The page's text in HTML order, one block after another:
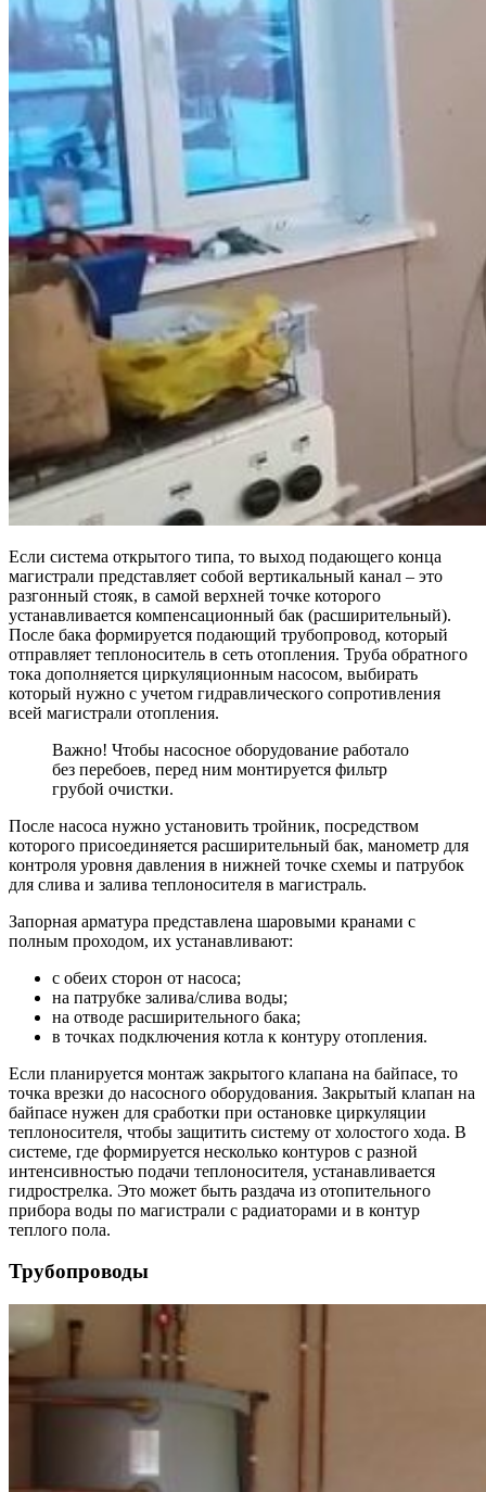
Если система открытого типа, то выход подающего конца
магистрали представляет собой вертикальный канал – это
разгонный стояк, в самой верхней точке которого
устанавливается компенсационный бак (расширительный).
После бака формируется подающий трубопровод, который
отправляет теплоноситель в сеть отопления. Труба обратного
тока дополняется циркуляционным насосом, выбирать
который нужно с учетом гидравлического сопротивления
всей магистрали отопления.
Важно! Чтобы насосное оборудование работало
без перебоев, перед ним монтируется фильтр
грубой очистки.
После насоса нужно установить тройник, посредством
которого присоединяется расширительный бак, манометр для
контроля уровня давления в нижней точке схемы и патрубок
для слива и залива теплоносителя в магистраль.
Запорная арматура представлена шаровыми кранами с
полным проходом, их устанавливают:
с обеих сторон от насоса;
на патрубке залива/слива воды;
на отводе расширительного бака;
в точках подключения котла к контуру отопления.
Если планируется монтаж закрытого клапана на байпасе, то
точка врезки до насосного оборудования. Закрытый клапан на
байпасе нужен для сработки при остановке циркуляции
теплоносителя, чтобы защитить систему от холостого хода. В
системе, где формируется несколько контуров с разной
интенсивностью подачи теплоносителя, устанавливается
гидрострелка. Это может быть раздача из отопительного
прибора воды по магистрали с радиаторами и в контур
теплого пола.
Трубопроводы